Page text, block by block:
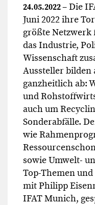
24.05.2022– Die
Juni 2022 ihre
größte
das Industrie,
Wissenschaft
Aussteller bilden
ganzheitlich ab:
und
auch um
Sonderabfälle.
wie
sowie Umwelt-
Top-Themen
mit Philipp
IFAT Munich,